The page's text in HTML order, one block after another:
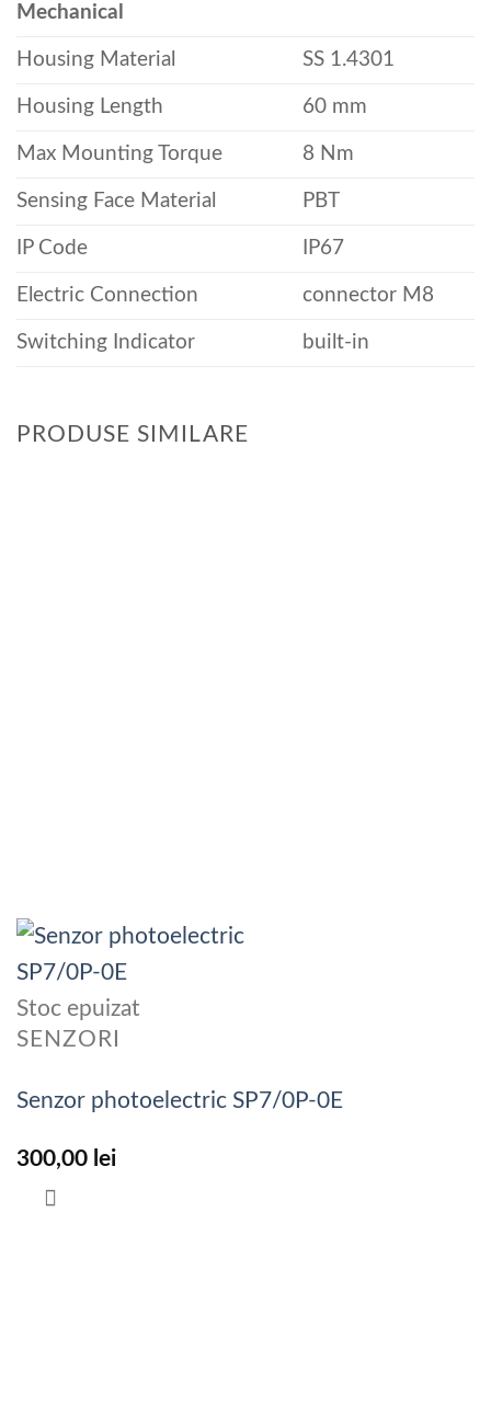
Mechanical
Housing Material SS 1.4301
Housing Length 60 mm
Max Mounting Torque 8 Nm
Sensing Face Material PBT
IP Code IP67
Electric Connection connector M8
Switching Indicator built-in
PRODUSE SIMILARE
Stoc epuizat
SENZORI
Senzor photoelectric SP7/0P-0E
300,00 lei